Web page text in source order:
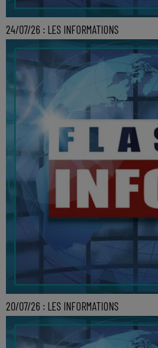
24/07/26 : LES INFORMATIONS
20/07/26 : LES INFORMATIONS